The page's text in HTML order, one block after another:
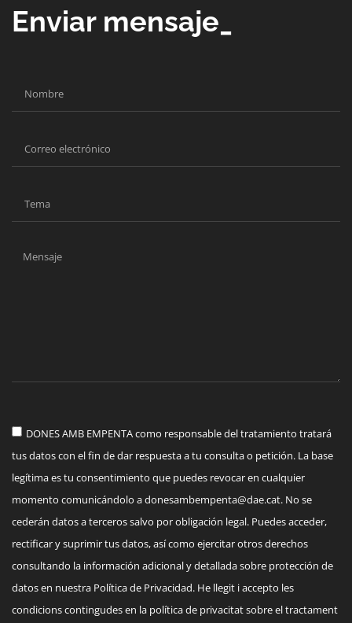
Enviar mensaje_
DONES AMB EMPENTA como responsable del tratamiento tratará
tus datos con el fin de dar respuesta a tu consulta o petición. La base
legítima es tu consentimiento que puedes revocar en cualquier
momento comunicándolo adonesambempenta@dae.cat. No se
cederán datos a terceros salvo por obligación legal. Puedes acceder,
rectificar y suprimir tus datos, así como ejercitar otros derechos
consultando la información adicional y detallada sobre protección de
datos en nuestra Política de Privacidad. He llegit i accepto les
condicions contingudes en la política de privacitat sobre el tractament